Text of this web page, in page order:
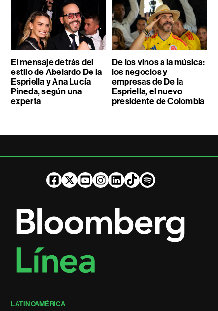
El mensaje detrás del
estilo de Abelardo De la
Espriella y Ana Lucía
Pineda, según una
experta
De los vinos a la música:
los negocios y
empresas de De la
Espriella, el nuevo
presidente de Colombia
LATINOAMÉRICA